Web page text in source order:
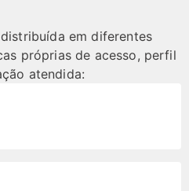
em diferentes
próprias de acesso, perfil
atendida: